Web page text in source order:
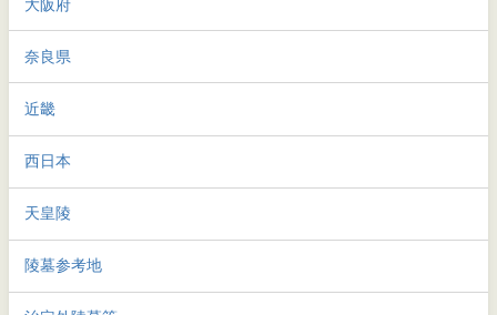
大阪府
奈良県
近畿
西日本
天皇陵
陵墓参考地